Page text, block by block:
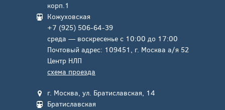
корп.1
Кожуховская
+7 (925) 506-64-39
среда — воскресенье с 10:00 до 17:00
Почтовый адрес: 109451, г. Москва а/я 52
Центр НЛП
схема проезда
г. Москва, ул. Братиславская, 14
Братиславская